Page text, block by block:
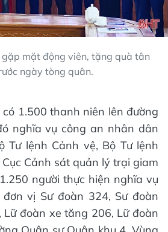
gặp mặt động viên, tặng quà tân
ngày tòng quân.
1.500 thanh niên lên đường
nghĩa vụ công an nhân dân
Tư lệnh Cảnh vệ, Bộ Tư lệnh
Cảnh sát quản lý trại giam
người thực hiện nghĩa vụ
vị Sư đoàn 324, Sư đoàn
Lữ đoàn xe tăng 206, Lữ đoàn